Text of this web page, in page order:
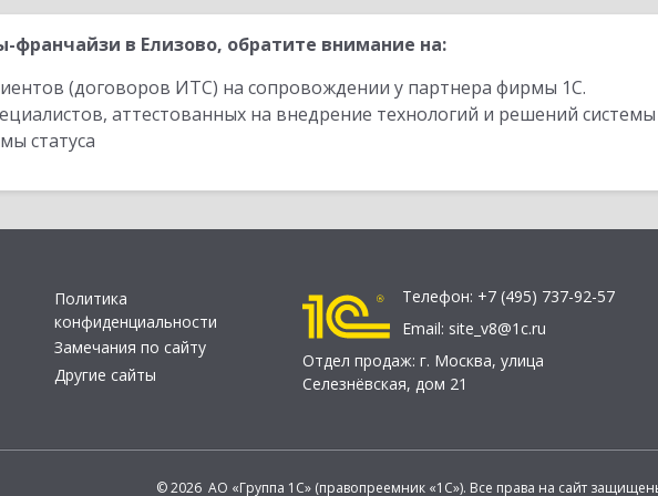
в Елизово, обратите внимание на:
(договоров ИТС) на сопровождении у партнера фирмы 1С.
аттестованных на внедрение технологий и решений
статуса
Политика
конфиденциальности
Замечания по сайту
Другие сайты
Телефон: +7 (495) 737-92-57
Email: site_v8@1c.ru
Отдел продаж: г. Москва, улица
Селезнёвская, дом 21
© 2026 АО «Группа 1С» (правопреемник «1С»). Все права на сайт